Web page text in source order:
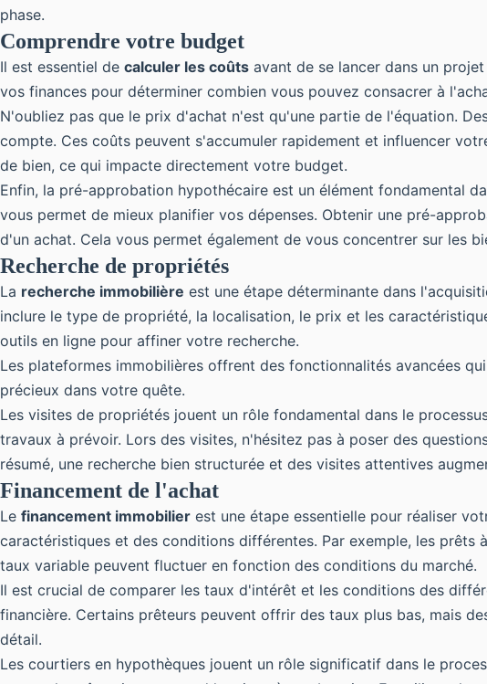
phase.
Comprendre votre budget
Il est essentiel de calculer les coûts avant de se lancer dans un
vos finances pour déterminer combien vous pouvez consacrer à
N'oubliez pas que le prix d'achat n'est qu'une partie de l'équation.
compte. Ces coûts peuvent s'accumuler rapidement et influencer
de bien, ce qui impacte directement votre budget.
Enfin, la pré-approbation hypothécaire est un élément fondamental
vous permet de mieux planifier vos dépenses. Obtenir une pré-
d'un achat. Cela vous permet également de vous concentrer sur les
Recherche de propriétés
La recherche immobilière est une étape déterminante dans
inclure le type de propriété, la localisation, le prix et les
outils en ligne pour affiner votre recherche.
Les plateformes immobilières offrent des fonctionnalités avancées
précieux dans votre quête.
Les visites de propriétés jouent un rôle fondamental dans le
travaux à prévoir. Lors des visites, n'hésitez pas à poser des
résumé, une recherche bien structurée et des visites attentives
Financement de l'achat
Le financement immobilier est une étape essentielle pour réaliser
caractéristiques et des conditions différentes. Par exemple, les
taux variable peuvent fluctuer en fonction des conditions du marché.
Il est crucial de comparer les taux d'intérêt et les conditions des
financière. Certains prêteurs peuvent offrir des taux plus bas, mais
détail.
Les courtiers en hypothèques jouent un rôle significatif dans le